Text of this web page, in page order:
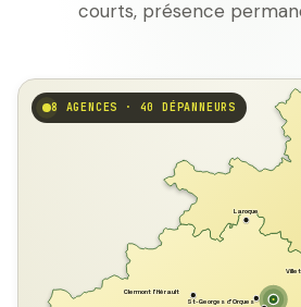
courts, présence
Laroque
St-Georges d'Orques
Clermont l'Hérault
8 AGENCES · 40 DÉPANNEURS